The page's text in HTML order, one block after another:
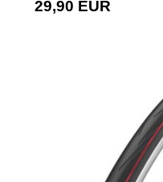
29,90 EUR